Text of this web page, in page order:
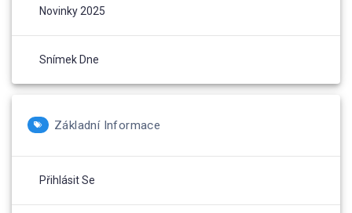
Novinky 2025
Snímek Dne
Základní Informace
Přihlásit Se